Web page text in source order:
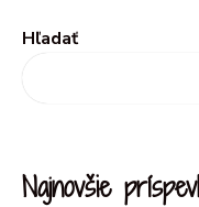
Hľadať
Najnovšie